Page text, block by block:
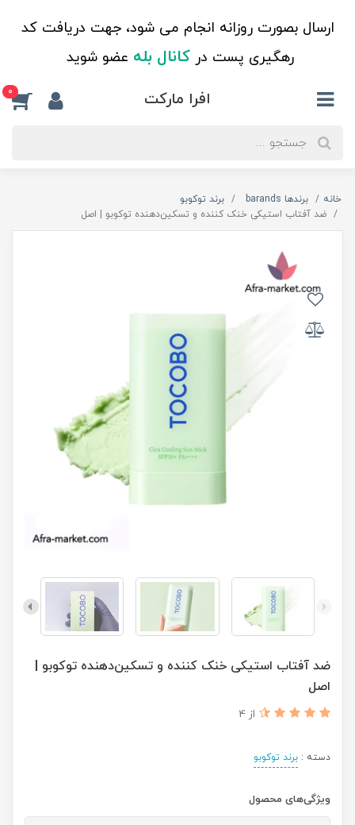
ارسال بصورت روزانه انجام می شود، جهت دریافت کد
رهگیری پست درکانال بله عضو شوید
افرا مارکت 0
خانه برندها barands
برند توکوبو
ضد آفتاب استیکی خنک کننده و تسکین‌دهنده توکوبو‌‌ | اصل
ضد آفتاب استیکی خنک کننده و تسکین‌دهنده توکوبو‌‌ |
اصل
از 4
دسته : برند توکوبو
ویژگی‌های محصول